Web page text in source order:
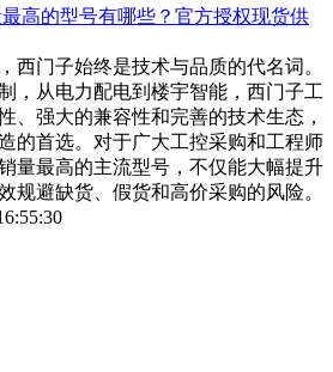
高的型号有哪些？官方授权现货供
西门子始终是技术与品质的代名词。
，从电力配电到楼宇智能，西门子工
、强大的兼容性和完善的技术生态，
的首选。对于广大工控采购和工程师
量最高的主流型号，不仅能大幅提升
规避缺货、假货和高价采购的风险。